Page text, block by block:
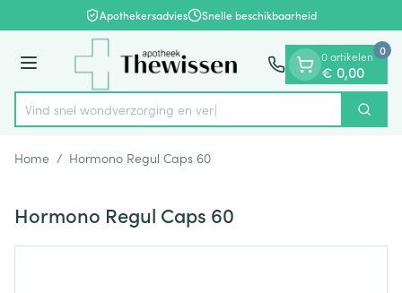
Ga naar de inhoudApothekersadvies Snelle beschikbaarheid
Menu
Product, merk, categorie...
Vind snel wondverzorgi Zoek
0 artikelen
€ 0,00
0
Home / Hormono Regul Caps 60
Hormono Regul Caps 60